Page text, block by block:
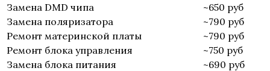
Замена DMD чипа
~650 руб
Замена поляризатора
~790 руб
Ремонт материнской платы
~790 руб
Ремонт блока управления
~750 руб
Замена блока питания
~690 руб